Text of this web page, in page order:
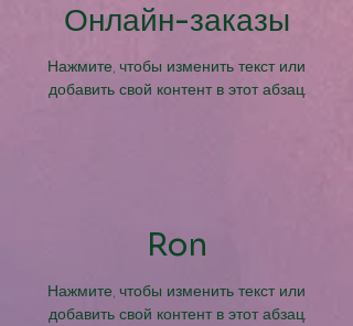
Онлайн-заказы
Нажмите, чтобы изменить текст или
добавить свой контент в этот абзац.
Ron
Нажмите, чтобы изменить текст или
добавить свой контент в этот абзац.